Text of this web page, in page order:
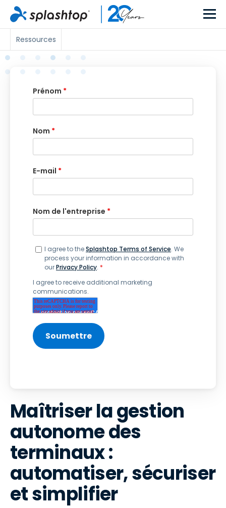
Ressources
Prénom *
Nom *
E-mail *
Nom de l'entreprise *
I agree to theSplashtop Terms of Service. We
process your information in accordance with
ourPrivacy Policy. *
I agree to receive additional marketing
communications.
Maîtriser la gestion
autonome des
terminaux :
automatiser, sécuriser
et simplifier